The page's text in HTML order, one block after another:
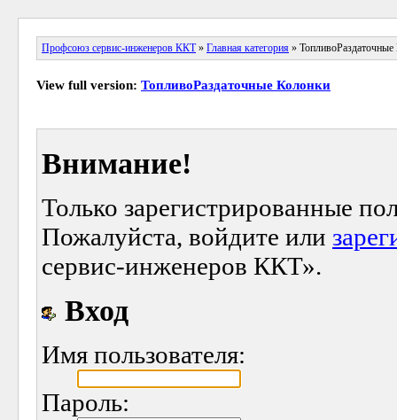
Профсоюз сервис-инженеров ККТ» Главная категория »
View full version: ТопливоРаздаточные Колонки
Внимание!
Только зарегистрированные
Пожалуйста, войдите или
сервис-инженеров ККТ».
Вход
Имя пользователя:
Пароль: